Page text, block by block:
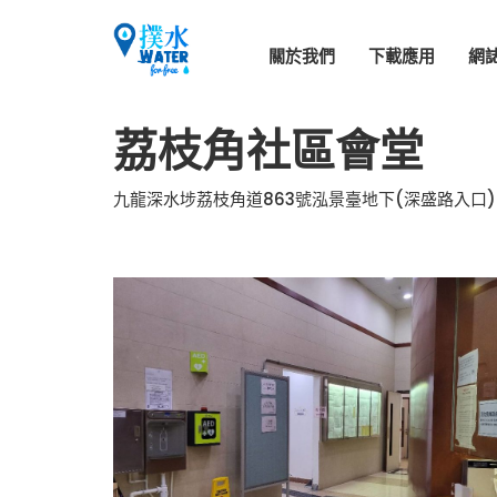
關於我們 下載應用 網
荔枝角社區會堂
九龍深水埗荔枝角道863號泓景臺地下(深盛路入口)